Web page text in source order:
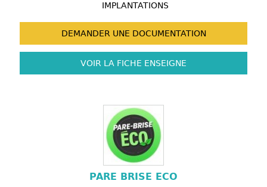
IMPLANTATIONS
DEMANDER UNE DOCUMENTATION
VOIR LA FICHE ENSEIGNE
PARE BRISE ECO